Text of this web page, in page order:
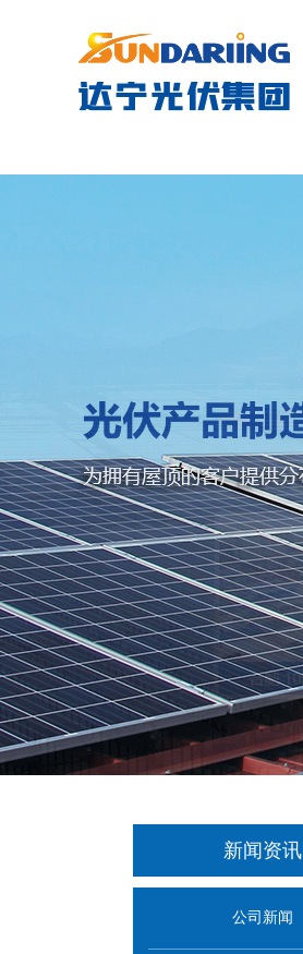
新闻资讯
公司新闻